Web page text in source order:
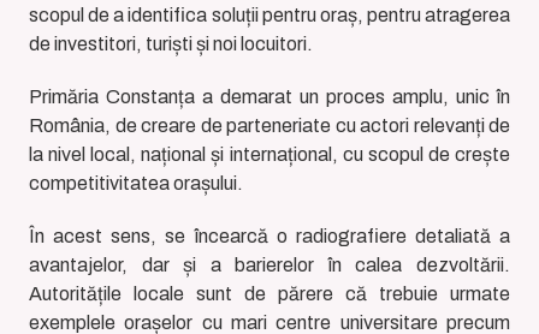
scopul de a identifica soluții pentru oraș, pentru atragerea
de investitori, turiști și noi locuitori.
Primăria Constanța a demarat un proces amplu, unic în
România, de creare de parteneriate cu actori relevanți de
la nivel local, național și internațional, cu scopul de crește
competitivitatea orașului.
În acest sens, se încearcă o radiografiere detaliată a
avantajelor, dar și a barierelor în calea dezvoltării.
Autoritățile locale sunt de părere că trebuie urmate
exemplele orașelor cu mari centre universitare precum